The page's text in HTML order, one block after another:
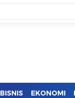
BISNIS EKONOMI